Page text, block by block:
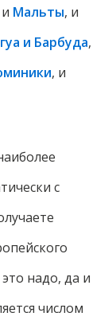
и Мальты, и
и Барбуда,
, и
с
надо, да и
числом